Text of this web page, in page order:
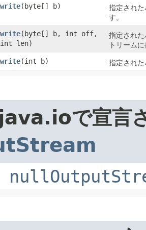
write​(byte[] b)
指定され
す。
write​(byte[] b, int off,
int len)
指定され
トリーム
write​(int b) 指定され
で宣言